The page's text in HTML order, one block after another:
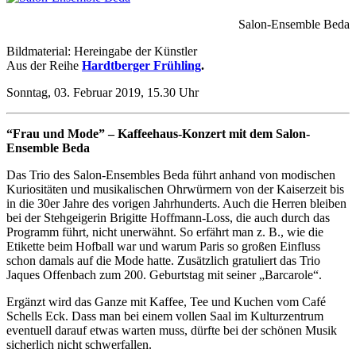
Salon-Ensemble Beda
Bildmaterial: Hereingabe der Künstler
Aus der Reihe Hardtberger Frühling.
Sonntag, 03. Februar 2019, 15.30 Uhr
“Frau und Mode” – Kaffeehaus-Konzert mit dem Salon-
Ensemble Beda
Das Trio des Salon-Ensembles Beda führt anhand von modischen
Kuriositäten und musikalischen Ohrwürmern von der Kaiserzeit bis
in die 30er Jahre des vorigen Jahrhunderts. Auch die Herren bleiben
bei der Stehgeigerin Brigitte Hoffmann-Loss, die auch durch das
Programm führt, nicht unerwähnt. So erfährt man z. B., wie die
Etikette beim Hofball war und warum Paris so großen Einfluss
schon damals auf die Mode hatte. Zusätzlich gratuliert das Trio
Jaques Offenbach zum 200. Geburtstag mit seiner „Barcarole“.
Ergänzt wird das Ganze mit Kaffee, Tee und Kuchen vom Café
Schells Eck. Dass man bei einem vollen Saal im Kulturzentrum
eventuell darauf etwas warten muss, dürfte bei der schönen Musik
sicherlich nicht schwerfallen.